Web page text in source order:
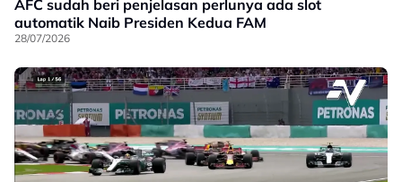
AFC sudah beri penjelasan perlunya ada slot
automatik Naib Presiden Kedua FAM
28/07/2026